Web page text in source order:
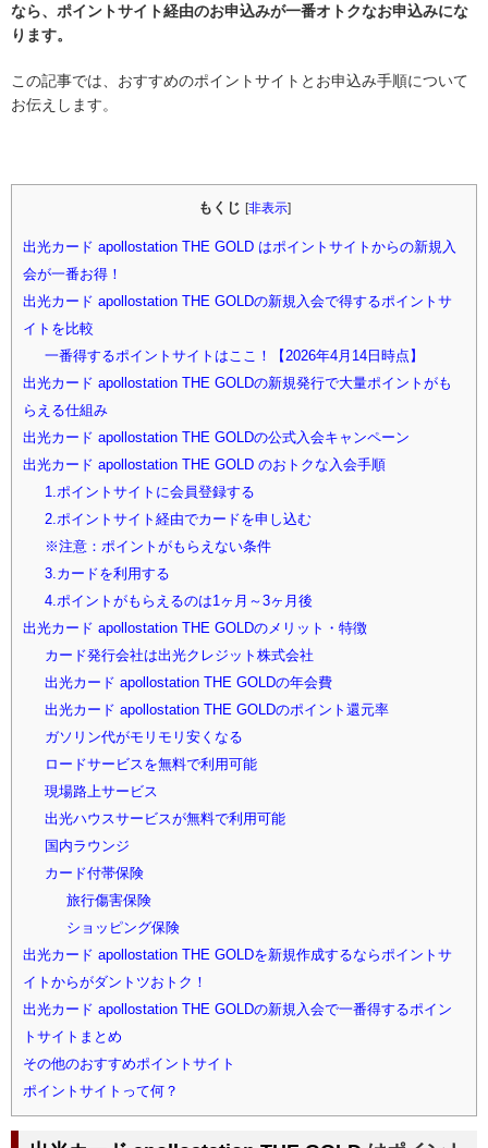
なら、ポイントサイト経由のお申込みが一番オトクなお申込みにな
ります。
この記事では、おすすめのポイントサイトとお申込み手順について
お伝えします。
もくじ [非表示]
出光カード apollostation THE GOLD はポイントサイトからの新規入
会が一番お得！
出光カード apollostation THE GOLDの新規入会で得するポイントサ
イトを比較
一番得するポイントサイトはここ！【2026年4月14日時点】
出光カード apollostation THE GOLDの新規発行で大量ポイントがも
らえる仕組み
出光カード apollostation THE GOLDの公式入会キャンペーン
出光カード apollostation THE GOLD のおトクな入会手順
1.ポイントサイトに会員登録する
2.ポイントサイト経由でカードを申し込む
※注意：ポイントがもらえない条件
3.カードを利用する
4.ポイントがもらえるのは1ヶ月～3ヶ月後
出光カード apollostation THE GOLDのメリット・特徴
カード発行会社は出光クレジット株式会社
出光カード apollostation THE GOLDの年会費
出光カード apollostation THE GOLDのポイント還元率
ガソリン代がモリモリ安くなる
ロードサービスを無料で利用可能
現場路上サービス
出光ハウスサービスが無料で利用可能
国内ラウンジ
カード付帯保険
旅行傷害保険
ショッピング保険
出光カード apollostation THE GOLDを新規作成するならポイントサ
イトからがダントツおトク！
出光カード apollostation THE GOLDの新規入会で一番得するポイン
トサイトまとめ
その他のおすすめポイントサイト
ポイントサイトって何？